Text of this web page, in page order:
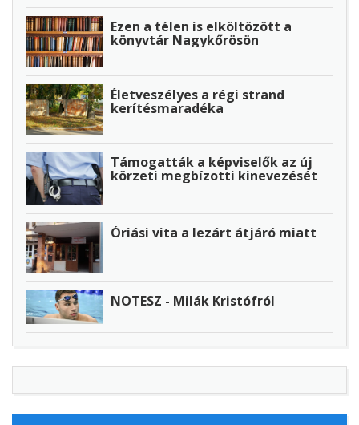
Ezen a télen is elköltözött a
könyvtár Nagykőrösön
Életveszélyes a régi strand
kerítésmaradéka
Támogatták a képviselők az új
körzeti megbízotti kinevezését
Óriási vita a lezárt átjáró miatt
NOTESZ - Milák Kristófról